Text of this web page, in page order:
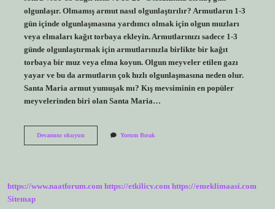
olgunlaşır. Olmamış armut nasıl olgunlaştırılır? Armutların 1-3
gün içinde olgunlaşmasına yardımcı olmak için olgun muzları
veya elmaları kağıt torbaya ekleyin. Armutlarınızı sadece 1-3
günde olgunlaştırmak için armutlarınızla birlikte bir kağıt
torbaya bir muz veya elma koyun. Olgun meyveler etilen gazı
yayar ve bu da armutların çok hızlı olgunlaşmasına neden olur.
Santa Maria armut yumuşak mı? Kış mevsiminin en popüler
meyvelerinden biri olan Santa Maria…
Devamını okuyunArmut
Yorum Bırak
https://www.naatforum.com https://etkilicv.com https://emeklimaasi.com
Sitemap